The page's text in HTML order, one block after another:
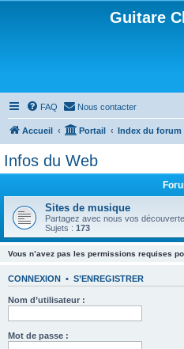
Guitare
FAQ Nous contacter
Accueil Portail Index du forum
Infos du Web
Sites de musique
Partagez avec nous vos
Sujets : 173
Vous n’avez pas les permissions requises
CONNEXION • S’ENREGISTRER
Nom d’utilisateur :
Mot de passe :